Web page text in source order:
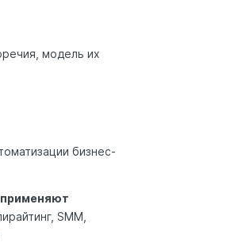
модель их
бизнес-
SMM,